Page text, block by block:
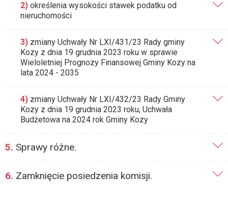
2) określenia wysokości stawek podatku od
nieruchomości
3) zmiany Uchwały Nr LXI/431/23 Rady gminy
Kozy z dnia 19 grudnia 2023 roku w sprawie
Wieloletniej Prognozy Finansowej Gminy Kozy na
lata 2024 - 2035
4) zmiany Uchwały Nr LXI/432/23 Rady Gminy
Kozy z dnia 19 grudnia 2023 roku, Uchwała
Budżetowa na 2024 rok Gminy Kozy
5. Sprawy różne.
6. Zamknięcie posiedzenia komisji.